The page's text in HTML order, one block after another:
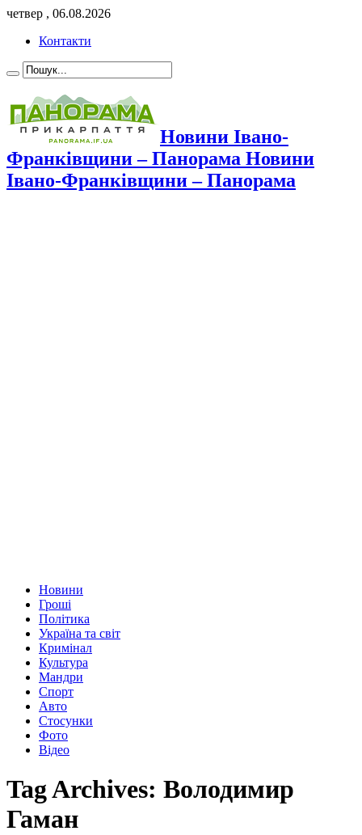
четвер , 06.08.2026
Контакти
Новини Івано-
Франківщини – Панорама Новини
Івано-Франківщини – Панорама
Новини
Гроші
Політика
Україна та світ
Кримінал
Культура
Мандри
Спорт
Авто
Стосунки
Фото
Відео
Tag Archives: Володимир
Гаман